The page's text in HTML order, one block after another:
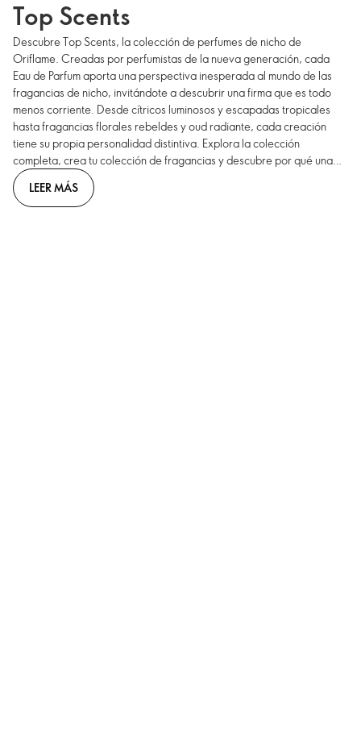
Top Scents
Descubre Top Scents, la colección de perfumes de nicho de
Oriflame. Creadas por perfumistas de la nueva generación, cada
Eau de Parfum aporta una perspectiva inesperada al mundo de las
fragancias de nicho, invitándote a descubrir una firma que es todo
menos corriente. Desde cítricos luminosos y escapadas tropicales
hasta fragancias florales rebeldes y oud radiante, cada creación
tiene su propia personalidad distintiva. Explora la colección
completa, crea tu colección de fragancias y descubre por qué una
fragancia de Top Scents nunca es suficiente.
LEER MÁS